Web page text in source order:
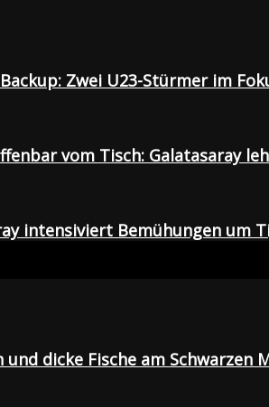
Zwei U23-Stürmer im
vom Tisch: Galatasaray
intensiviert Bemühungen um
dicke Fische am Schwarzen